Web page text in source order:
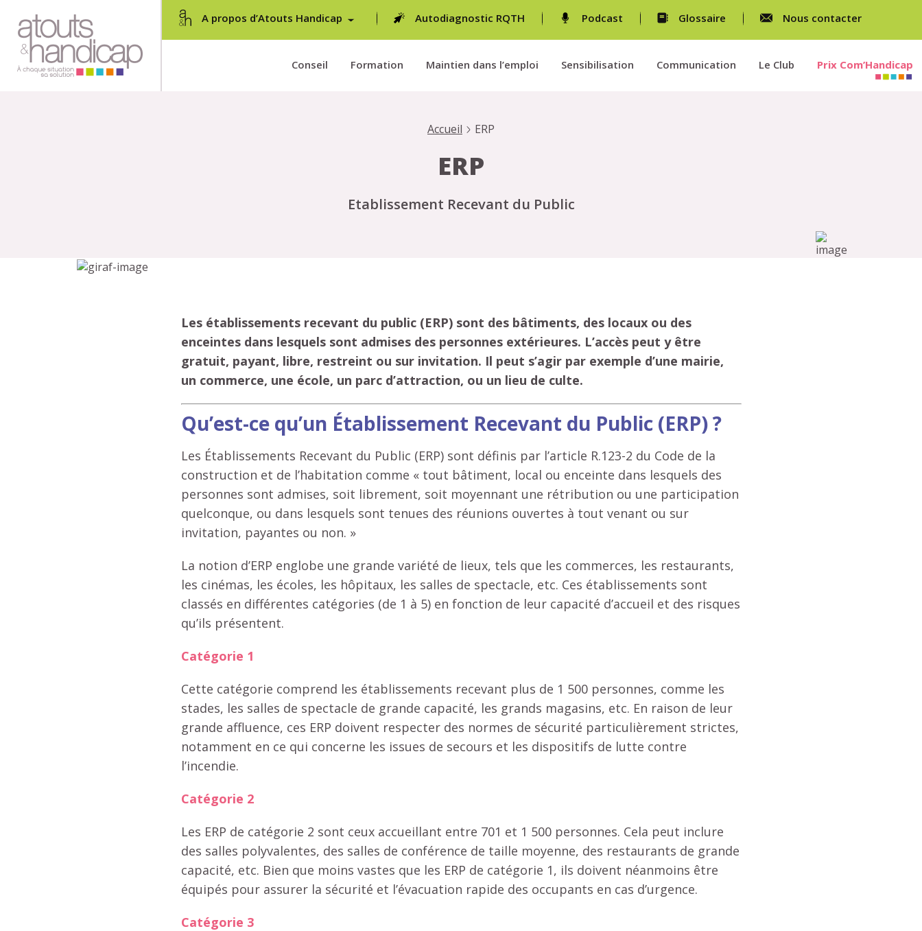
A propos d’Atouts Handicap Autodiagnostic RQTH Podcast Glossaire Nous contacter
Conseil Formation Maintien dans l’emploi Sensibilisation Communication Le Club Prix Com’Handicap
Accueil ERP
ERP
Etablissement Recevant du Public
Les établissements recevant du public (ERP) sont des bâtiments, des locaux ou des
enceintes dans lesquels sont admises des personnes extérieures. L’accès peut y être
gratuit, payant, libre, restreint ou sur invitation. Il peut s’agir par exemple d’une mairie,
un commerce, une école, un parc d’attraction, ou un lieu de culte.
Qu’est-ce qu’un Établissement Recevant du Public (ERP) ?
Les Établissements Recevant du Public (ERP) sont définis par l’article R.123-2 du Code de la
construction et de l’habitation comme « tout bâtiment, local ou enceinte dans lesquels des
personnes sont admises, soit librement, soit moyennant une rétribution ou une participation
quelconque, ou dans lesquels sont tenues des réunions ouvertes à tout venant ou sur
invitation, payantes ou non. »
La notion d’ERP englobe une grande variété de lieux, tels que les commerces, les restaurants,
les cinémas, les écoles, les hôpitaux, les salles de spectacle, etc. Ces établissements sont
classés en différentes catégories (de 1 à 5) en fonction de leur capacité d’accueil et des risques
qu’ils présentent.
Catégorie 1
Cette catégorie comprend les établissements recevant plus de 1 500 personnes, comme les
stades, les salles de spectacle de grande capacité, les grands magasins, etc. En raison de leur
grande affluence, ces ERP doivent respecter des normes de sécurité particulièrement strictes,
notamment en ce qui concerne les issues de secours et les dispositifs de lutte contre
l’incendie.
Catégorie 2
Les ERP de catégorie 2 sont ceux accueillant entre 701 et 1 500 personnes. Cela peut inclure
des salles polyvalentes, des salles de conférence de taille moyenne, des restaurants de grande
capacité, etc. Bien que moins vastes que les ERP de catégorie 1, ils doivent néanmoins être
équipés pour assurer la sécurité et l’évacuation rapide des occupants en cas d’urgence.
Catégorie 3